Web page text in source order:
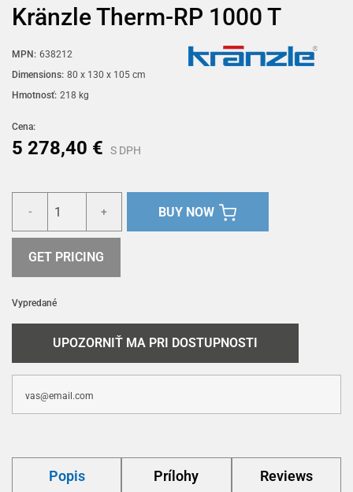
Kränzle Therm-RP 1000 T
MPN: 638212
Dimensions: 80 x 130 x 105 cm
Hmotnosť: 218 kg
Cena:
5 278,40 € S DPH
- + BUY NOW
GET PRICING
Vypredané
UPOZORNIŤ MA PRI DOSTUPNOSTI
Popis Prílohy Reviews